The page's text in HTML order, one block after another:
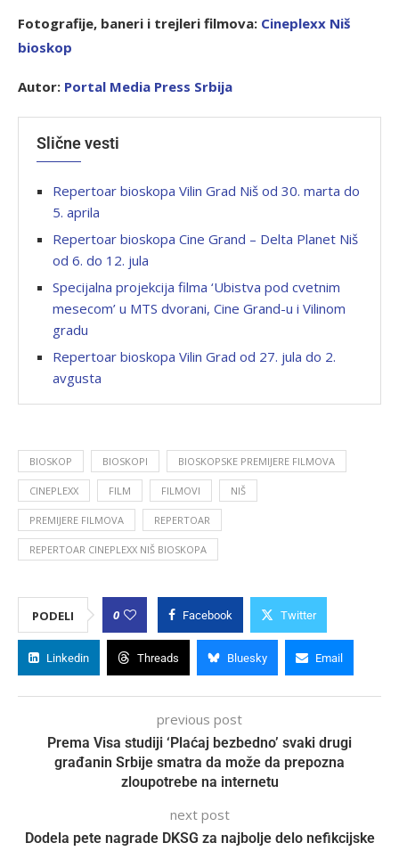
Fotografije, baneri i trejleri filmova: Cineplexx Niš
bioskop
Autor: Portal Media Press Srbija
Slične vesti
Repertoar bioskopa Vilin Grad Niš od 30. marta do
5. aprila
Repertoar bioskopa Cine Grand – Delta Planet Niš
od 6. do 12. jula
Specijalna projekcija filma ‘Ubistva pod cvetnim
mesecom’ u MTS dvorani, Cine Grand-u i Vilinom
gradu
Repertoar bioskopa Vilin Grad od 27. jula do 2.
avgusta
BIOSKOP BIOSKOPI BIOSKOPSKE PREMIJERE FILMOVA
CINEPLEXX FILM FILMOVI NIŠ
PREMIJERE FILMOVA REPERTOAR
REPERTOAR CINEPLEXX NIŠ BIOSKOPA
PODELI 0 Facebook Twitter
Linkedin Threads Bluesky Email
previous post
Prema Visa studiji ‘Plaćaj bezbedno’ svaki drugi
građanin Srbije smatra da može da prepozna
zloupotrebe na internetu
next post
Dodela pete nagrade DKSG za najbolje delo nefikcijske